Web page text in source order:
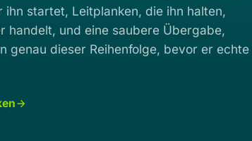
ihn startet, Leitplanken, die ihn halten,
handelt, und eine saubere Übergabe,
genau dieser Reihenfolge, bevor er echte